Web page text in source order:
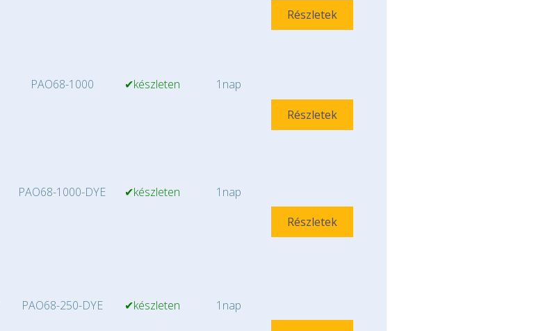
Részletek
PAO68-1000 ✔készleten
1nap
Részletek
PAO68-1000-DYE ✔készleten
1nap
Részletek
PAO68-250-DYE ✔készleten
1nap